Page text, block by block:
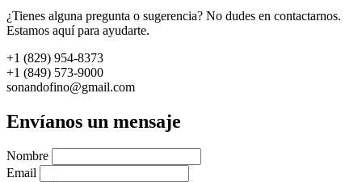
¿Tienes alguna pregunta o sugerencia? No dudes en contactarnos.
Estamos aquí para ayudarte.
+1 (829) 954-8373
+1 (849) 573-9000
sonandofino@gmail.com
Envíanos un mensaje
Nombre
Email